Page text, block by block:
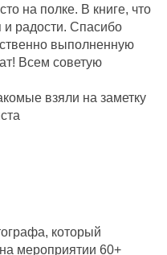
на полке. В книге, что
и радости. Спасибо
выполненную
Всем советую
взяли на заметку
который
мероприятии 60+